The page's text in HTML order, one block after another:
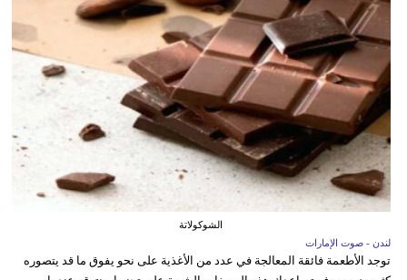
الشوكولاتة
لندن - صوت الإمارات
توجد الأطعمة فائقة المعالجة في عدد من الأغذية على نحو يفوق ما قد يتصوره